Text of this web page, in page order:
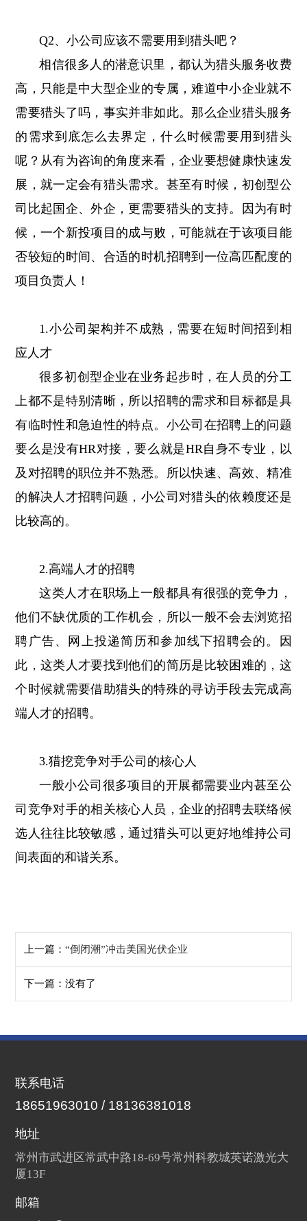
Q2、小公司应该不需要用到猎头吧？
相信很多人的潜意识里，都认为猎头服务收费
高，只能是中大型企业的专属，难道中小企业就不
需要猎头了吗，事实并非如此。那么企业猎头服务
的需求到底怎么去界定，什么时候需要用到猎头
呢？从有为咨询的角度来看，企业要想健康快速发
展，就一定会有猎头需求。甚至有时候，初创型公
司比起国企、外企，更需要猎头的支持。因为有时
候，一个新投项目的成与败，可能就在于该项目能
否较短的时间、合适的时机招聘到一位高匹配度的
项目负责人！
1.小公司架构并不成熟，需要在短时间招到相
应人才
很多初创型企业在业务起步时，在人员的分工
上都不是特别清晰，所以招聘的需求和目标都是具
有临时性和急迫性的特点。小公司在招聘上的问题
要么是没有HR对接，要么就是HR自身不专业，以
及对招聘的职位并不熟悉。所以快速、高效、精准
的解决人才招聘问题，小公司对猎头的依赖度还是
比较高的。
2.高端人才的招聘
这类人才在职场上一般都具有很强的竞争力，
他们不缺优质的工作机会，所以一般不会去浏览招
聘广告、网上投递简历和参加线下招聘会的。因
此，这类人才要找到他们的简历是比较困难的，这
个时候就需要借助猎头的特殊的寻访手段去完成高
端人才的招聘。
3.猎挖竞争对手公司的核心人
一般小公司很多项目的开展都需要业内甚至公
司竞争对手的相关核心人员，企业的招聘去联络候
选人往往比较敏感，通过猎头可以更好地维持公司
间表面的和谐关系。
上一篇：“倒闭潮”冲击美国光伏企业
下一篇：没有了
联系电话
18651963010 / 18136381018
地址
常州市武进区常武中路18-69号常州科教城英诺激光大
厦13F
邮箱